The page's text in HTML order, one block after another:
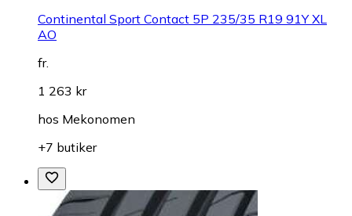
Continental Sport Contact 5P 235/35 R19 91Y XL
AO
fr.
1 263 kr
hos Mekonomen
+7 butiker